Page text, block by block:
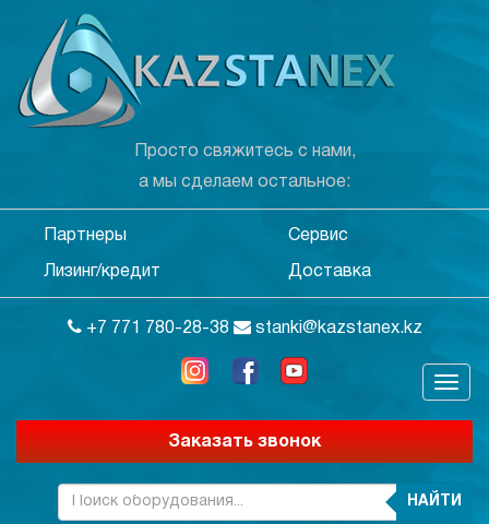
Просто свяжитесь с нами,
а мы сделаем остальное:
Партнеры Сервис
Лизинг/кредит Доставка
+7 771 780-28-38 stanki@kazstanex.kz
Заказать звонок
НАЙТИ